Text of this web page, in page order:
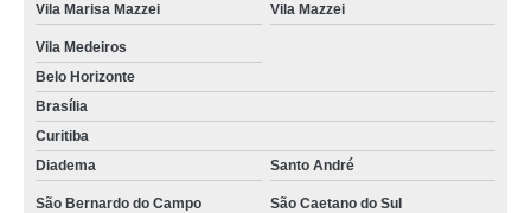
Vila Marisa Mazzei Vila Mazzei
Vila Medeiros
Belo Horizonte
Brasília
Curitiba
Diadema
Santo André
São Bernardo do Campo
São Caetano do Sul